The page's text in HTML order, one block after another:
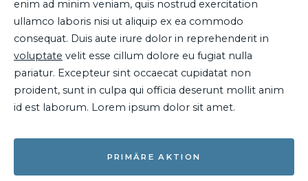
enim ad minim veniam, quis nostrud exercitation
ullamco laboris nisi ut aliquip ex ea commodo
consequat. Duis aute irure dolor in reprehenderit in
voluptate velit esse cillum dolore eu fugiat nulla
pariatur. Excepteur sint occaecat cupidatat non
proident, sunt in culpa qui officia deserunt mollit anim
id est laborum. Lorem ipsum dolor sit amet.
PRIMÄRE AKTION